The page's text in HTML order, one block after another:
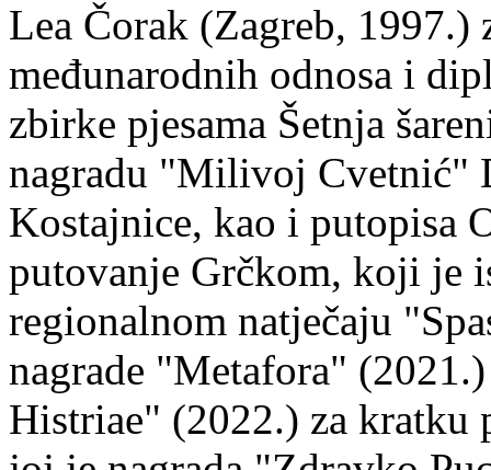
Lea Čorak (Zagreb,
međunarodnih odnosa i
zbirke pjesama Šetnja
nagradu "Milivoj Cvetnić"
Kostajnice, kao i putopisa
putovanje Grčkom, koji je
regionalnom natječaju
nagrade "Metafora"
Histriae" (2022.) za kratku